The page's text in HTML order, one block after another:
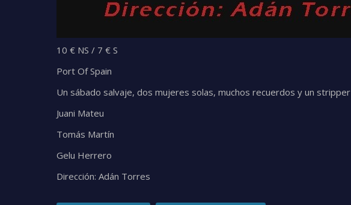
10 € NS / 7 € S
Port Of Spain
Un sábado salvaje, dos mujeres solas, muchos recuerdos y un stripper
Juani Mateu
Tomás Martín
Gelu Herrero
Dirección: Adán Torres